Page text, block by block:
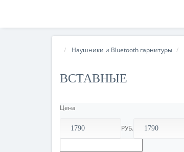
Наушники и Bluetooth гарнитуры
ВСТАВНЫЕ
Цена
РУБ.